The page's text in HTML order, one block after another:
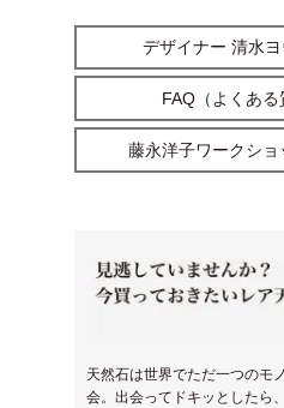
デザイナー 清水
FAQ（よくある
藤永洋子ワークショ
天然石は世界でただ一つのモ
会。出会ってドキッとしたら